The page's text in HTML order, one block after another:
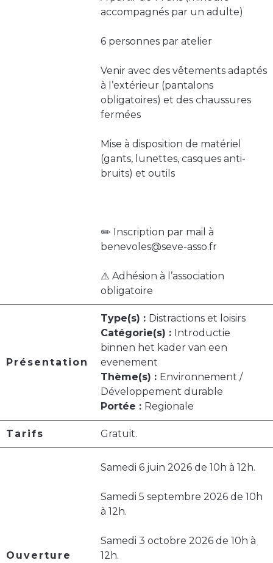
accompagnés par un adulte)
6 personnes par atelier
Venir avec des vêtements adaptés
à l’extérieur (pantalons
obligatoires) et des chaussures
fermées
Mise à disposition de matériel
(gants, lunettes, casques anti-
bruits) et outils
✏️ Inscription par mail à
benevoles@seve-asso.fr
⚠️ Adhésion à l’association
obligatoire
Présentation
Type(s) : Distractions et loisirs
Catégorie(s) : Introductie
binnen het kader van een
evenement
Thème(s) : Environnement /
Développement durable
Portée : Regionale
Tarifs Gratuit.
Ouverture
Samedi 6 juin 2026 de 10h à 12h.
Samedi 5 septembre 2026 de 10h
à 12h.
Samedi 3 octobre 2026 de 10h à
12h.